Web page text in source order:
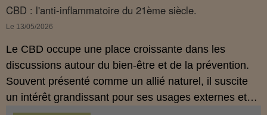
approche globale de prévention.
CBD : l'anti-inflammatoire du 21ème siècle.
Le 13/05/2026
Le CBD occupe une place croissante dans les
discussions autour du bien‑être et de la prévention.
Souvent présenté comme un allié naturel, il suscite
un intérêt grandissant pour ses usages externes et